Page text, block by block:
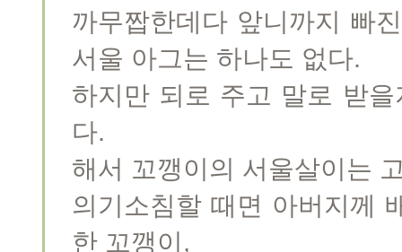
까무짭한데다 앞니까지 빠
서울 아그는 하나도 없다.
하지만 되로 주고 말로 받
다.
해서 꼬깽이의 서울살이는
의기소침할 때면 아버지께
한 꼬깽이,